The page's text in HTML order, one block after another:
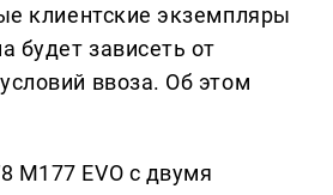
клиентские экземпляры
будет зависеть от
ввоза. Об этом
M177 EVO с двумя